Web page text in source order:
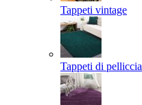
Tappeti vintage
Tappeti di pelliccia